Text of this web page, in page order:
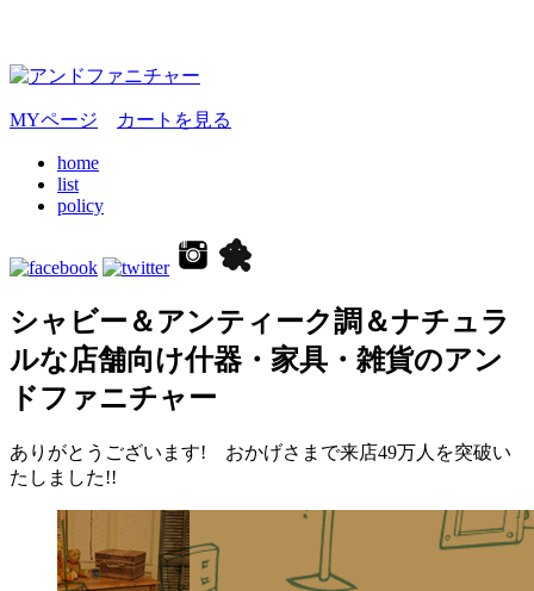
MYページ カートを見る
home
list
policy
シャビー＆アンティーク調＆ナチュラ
ルな店舗向け什器・家具・雑貨のアン
ドファニチャー
ありがとうございます! おかげさまで来店49万人を突破い
たしました!!